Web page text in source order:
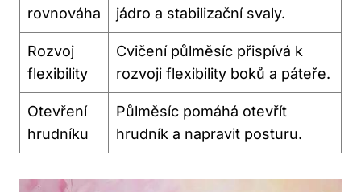
rovnováha
jádro a stabilizační svaly.
Rozvoj
flexibility
Cvičení půlměsíc přispívá k
rozvoji flexibility boků a páteře.
Otevření
hrudníku
Půlměsíc pomáhá otevřít
hrudník a napravit posturu.